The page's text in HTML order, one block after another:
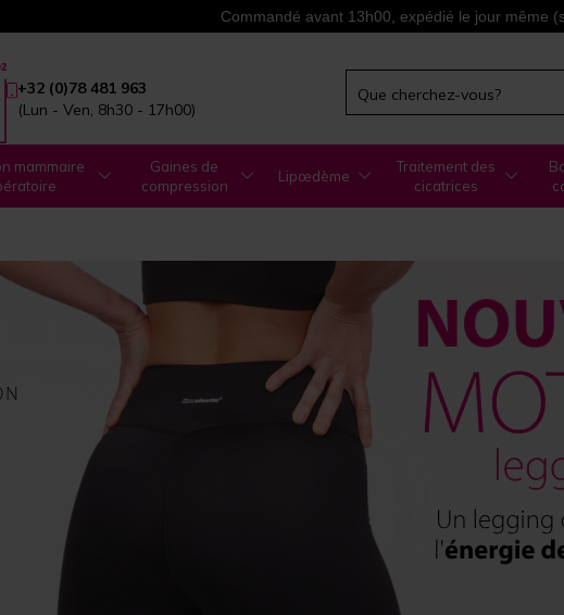
Commandé avant 13h00, expédié le jour même
+32 (0)78 481 963
(Lun - Ven, 8h30 - 17h00)
mammaire
Gaines de
compression
Lipœdème
Traitement des
cicatrices